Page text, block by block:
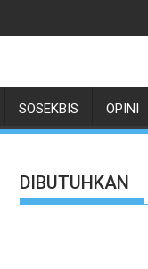
PENINDAKAN
GELAR APEL
SOSEKBIS OPINI
DIBUTUHKAN